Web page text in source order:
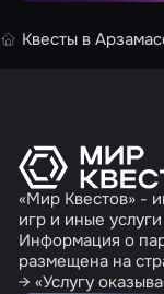
Квесты в
«Мир Квестов» -
игр и иные
Информация о
размещена на
→ «Услугу